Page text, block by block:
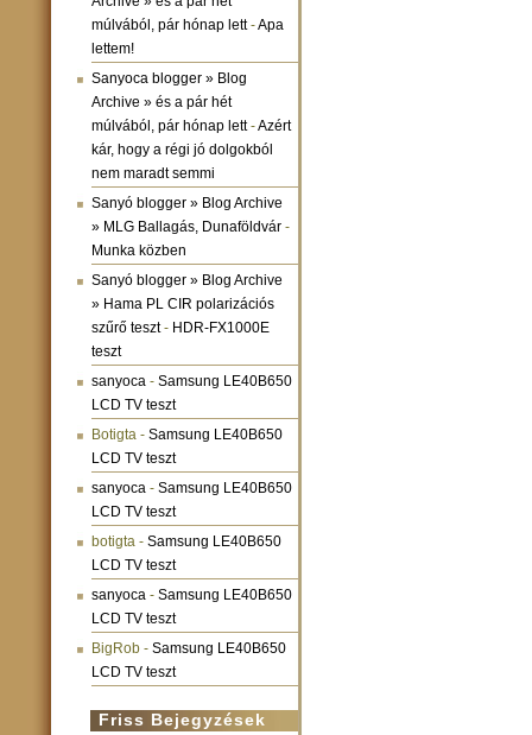
múlvából, pár hónap lett-Apa
lettem!
Sanyoca blogger » Blog
Archive » és a pár hét
múlvából, pár hónap lett-Azért
kár, hogy a régi jó dolgokból
nem maradt semmi
Sanyó blogger » Blog Archive
» MLG Ballagás, Dunaföldvár -
Munka közben
Sanyó blogger » Blog Archive
» Hama PL CIR polarizációs
szűrő teszt- HDR-FX1000E
teszt
sanyoca - Samsung LE40B650
LCD TV teszt
Botigta - Samsung LE40B650
LCD TV teszt
sanyoca - Samsung LE40B650
LCD TV teszt
botigta - Samsung LE40B650
LCD TV teszt
sanyoca - Samsung LE40B650
LCD TV teszt
BigRob - Samsung LE40B650
LCD TV teszt
Friss Bejegyzések